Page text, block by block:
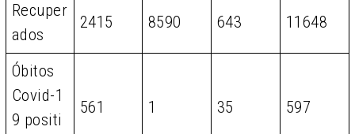
Recuper
ados
2415 8590 643 11648
Óbitos
Covid-1
9 positi
561 1 35 597